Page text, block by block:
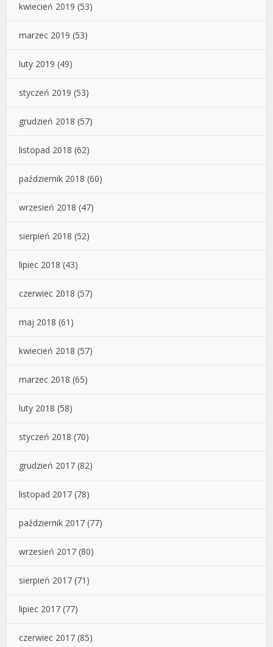
kwiecień 2019 (53)
marzec 2019 (53)
luty 2019 (49)
styczeń 2019 (53)
grudzień 2018 (57)
listopad 2018 (62)
październik 2018 (60)
wrzesień 2018 (47)
sierpień 2018 (52)
lipiec 2018 (43)
czerwiec 2018 (57)
maj 2018 (61)
kwiecień 2018 (57)
marzec 2018 (65)
luty 2018 (58)
styczeń 2018 (70)
grudzień 2017 (82)
listopad 2017 (78)
październik 2017 (77)
wrzesień 2017 (80)
sierpień 2017 (71)
lipiec 2017 (77)
czerwiec 2017 (85)